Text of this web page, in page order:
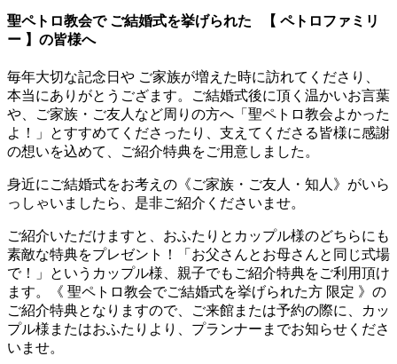
聖ペトロ教会で ご結婚式を挙げられた
【 ペトロファミリ
ー 】の皆様へ
毎年大切な記念日や ご家族が増えた時に訪れてくださり、
本当にありがとうござます。ご結婚式後に頂く温かいお言葉
や、ご家族・ご友人など周りの方へ「聖ペトロ教会よかった
よ！」とすすめてくださったり、支えてくださる皆様に感謝
の想いを込めて、ご紹介特典をご用意しました。
身近にご結婚式をお考えの《ご家族・ご友人・知人》がいら
っしゃいましたら、是非ご紹介くださいませ。
ご紹介いただけますと、おふたりとカップル様のどちらにも
素敵な特典をプレゼント！
「お父さんとお母さんと同じ式場
で！」というカップル様、親子でもご紹介特典をご利用頂け
ます。
《 聖ペトロ教会でご結婚式を挙げられた方 限定 》 の
ご紹介特典となりますので、ご来館または予約の際に、カッ
プル様またはおふたりより、プランナーまでお知らせくださ
いませ。